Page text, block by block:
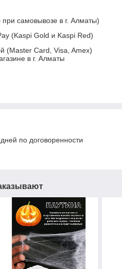
самовывозе в г. Алматы)
(Kaspi Gold и Kaspi Red)
(Master Card, Visa, Amex)
в г. Алматы
по договоренности